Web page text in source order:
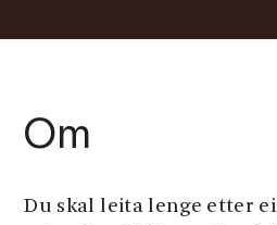
Om
Du skal leita lenge etter